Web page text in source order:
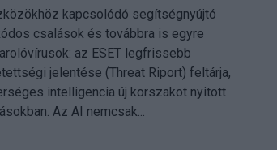
kapcsolódó segítségnyújtó
csalások és továbbra is egyre
az ESET legfrissebb
jelentése (Threat Riport) feltárja,
intelligencia új korszakot nyitott
Az AI nemcsak...